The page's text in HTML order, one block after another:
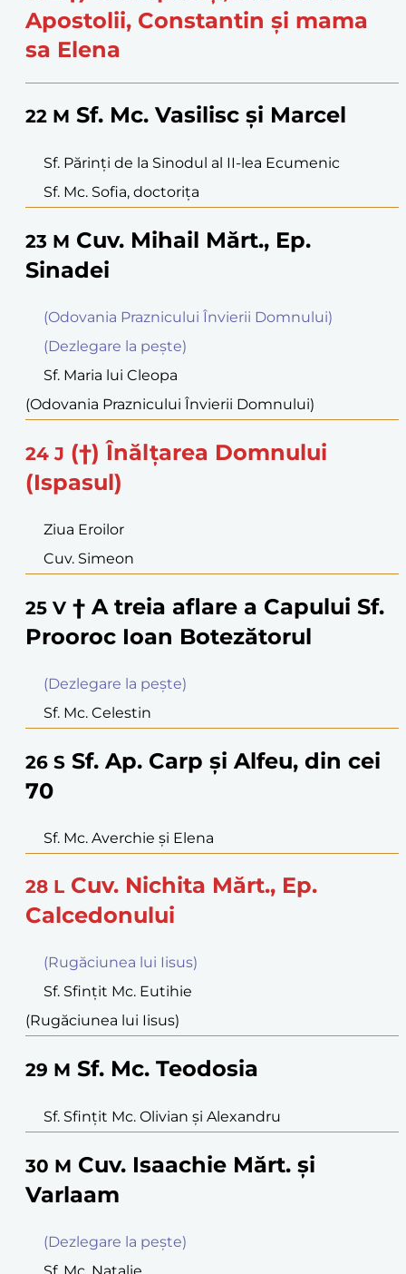
Apostolii, Constantin şi mama
sa Elena
22 M Sf. Mc. Vasilisc şi Marcel
Sf. Părinţi de la Sinodul al II-lea Ecumenic
Sf. Mc. Sofia, doctoriţa
23 M Cuv. Mihail Mărt., Ep.
Sinadei
(Odovania Praznicului Învierii Domnului)
(Dezlegare la peşte)
Sf. Maria lui Cleopa
(Odovania Praznicului Învierii Domnului)
24 J (†) Înălţarea Domnului
(Ispasul)
Ziua Eroilor
Cuv. Simeon
25 V † A treia aflare a Capului Sf.
Prooroc Ioan Botezătorul
(Dezlegare la peşte)
Sf. Mc. Celestin
26 S Sf. Ap. Carp şi Alfeu, din cei
70
Sf. Mc. Averchie şi Elena
28 L Cuv. Nichita Mărt., Ep.
Calcedonului
(Rugăciunea lui Iisus)
Sf. Sfinţit Mc. Eutihie
(Rugăciunea lui Iisus)
29 M Sf. Mc. Teodosia
Sf. Sfinţit Mc. Olivian şi Alexandru
30 M Cuv. Isaachie Mărt. şi
Varlaam
(Dezlegare la peşte)